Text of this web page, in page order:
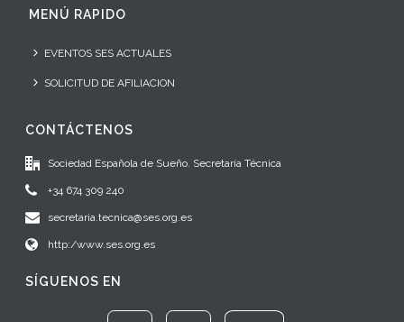
MENÚ RAPIDO
EVENTOS SES ACTUALES
SOLICITUD DE AFILIACION
CONTÁCTENOS
Sociedad Española de Sueño. Secretaría Técnica
+34 674 309 240
secretaria.tecnica@ses.org.es
http:/www.ses.org.es
SÍGUENOS EN